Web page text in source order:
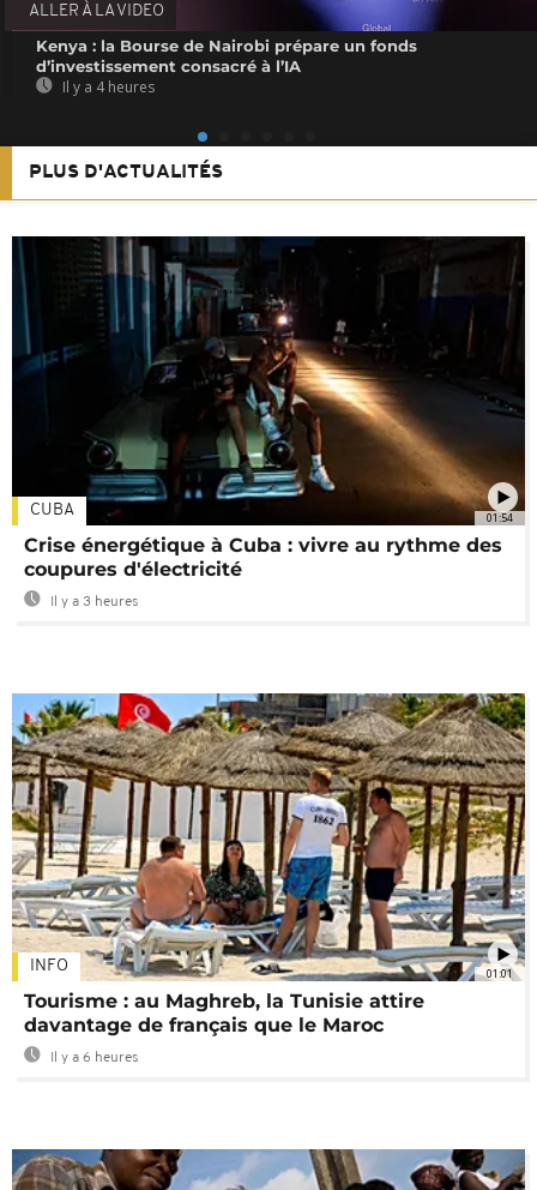
ALLER À LA VIDEO
Kenya : la Bourse de Nairobi prépare un fonds
d’investissement consacré à l’IA
Il y a 4 heures
PLUS D'ACTUALITÉS
01:54
CUBA
Crise énergétique à Cuba : vivre au rythme des
coupures d'électricité
Il y a 3 heures
01:01
INFO
Tourisme : au Maghreb, la Tunisie attire
davantage de français que le Maroc
Il y a 6 heures